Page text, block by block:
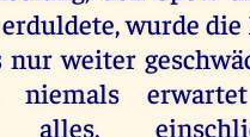
wurde die
nur weiter
niemals
alles,